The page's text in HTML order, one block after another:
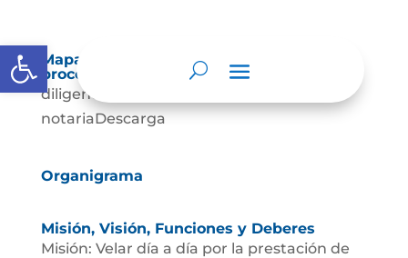
Abrir barra de herramientas
Mapas y cartas descriptivas de los
procesos
diligenciasDescarga funciones-de-la-
notariaDescarga
Organigrama
Misión, Visión, Funciones y Deberes
Misión: Velar día a día por la prestación de